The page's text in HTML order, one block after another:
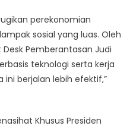
perekonomian
sosial yang luas. Oleh
Pemberantasan Judi
teknologi serta kerja
ini berjalan lebih efektif,”
Khusus Presiden